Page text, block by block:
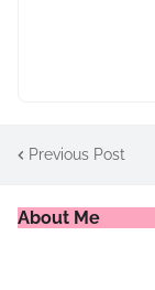
Previous Post
About Me